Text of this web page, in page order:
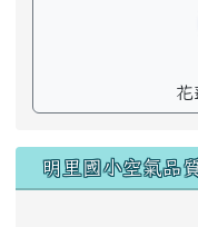
花
明里國小空氣品